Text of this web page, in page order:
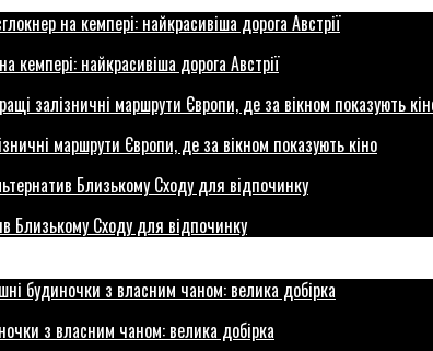
кемпері: найкрасивіша дорога Австрії
маршрути Європи, де за вікном показують кіно
Близькому Сходу для відпочинку
з власним чаном: велика добірка